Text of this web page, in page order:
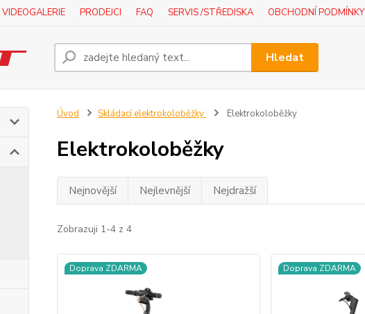
VIDEOGALERIE PRODEJCI FAQ SERVIS /STŘEDISKA OBCHODNÍ PODMÍNKY
Hledat
Úvod Skládací elektrokoloběžky Elektrokoloběžky
Elektrokoloběžky
Nejnovější Nejlevnější Nejdražší
Zobrazuji 1-4 z 4
Doprava ZDARMA Doprava ZDARMA